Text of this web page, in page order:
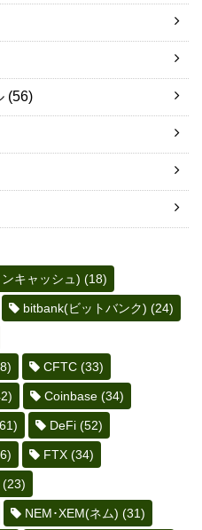
(56)
キャッシュ) (18)
bitbank(ビットバンク) (24)
CFTC (33)
Coinbase (34)
DeFi (52)
FTX (34)
(23)
NEM･XEM(ネム) (31)